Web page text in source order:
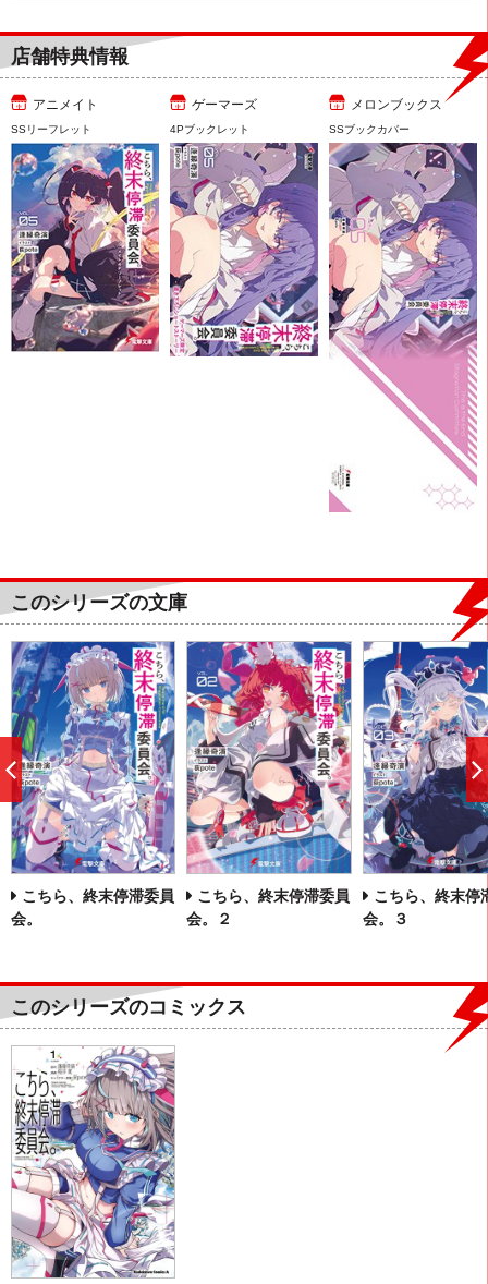
店舗特典情報
アニメイト
SSリーフレット
ゲーマーズ
4Pブックレット
メロンブックス
SSブックカバー
このシリーズの文庫
こちら、終末停滞委員
会。
こちら、終末停滞委員
会。２
こちら、終末停
会。３
前
へ
このシリーズのコミックス